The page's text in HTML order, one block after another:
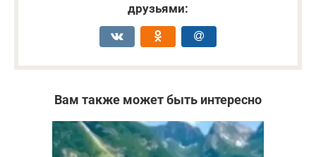
друзьями:
Вам также может быть интересно